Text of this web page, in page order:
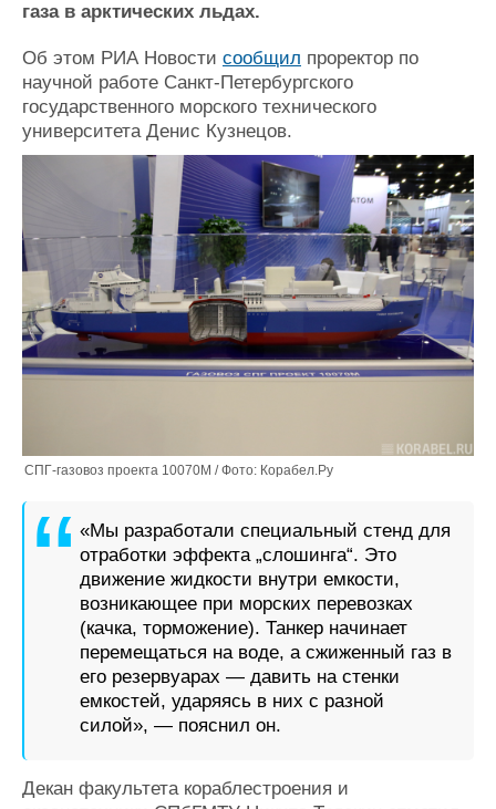
Репутация
Крюинг
Журнал
Реклама
Изделия
Услуги
Выставки и семинары
Личности
Словарь
Флот
Галерея флота
Форум
Отзывы
Все службы
газа в арктических льдах.
Об этом РИА Новости сообщил проректор по
научной работе Санкт-Петербургского
государственного морского технического
университета Денис Кузнецов.
СПГ-газовоз проекта 10070М / Фото: Корабел.Ру
«Мы разработали специальный стенд для
отработки эффекта „слошинга“. Это
движение жидкости внутри емкости,
возникающее при морских перевозках
(качка, торможение). Танкер начинает
перемещаться на воде, а сжиженный газ в
его резервуарах — давить на стенки
емкостей, ударяясь в них с разной
силой», — пояснил он.
Декан факультета кораблестроения и